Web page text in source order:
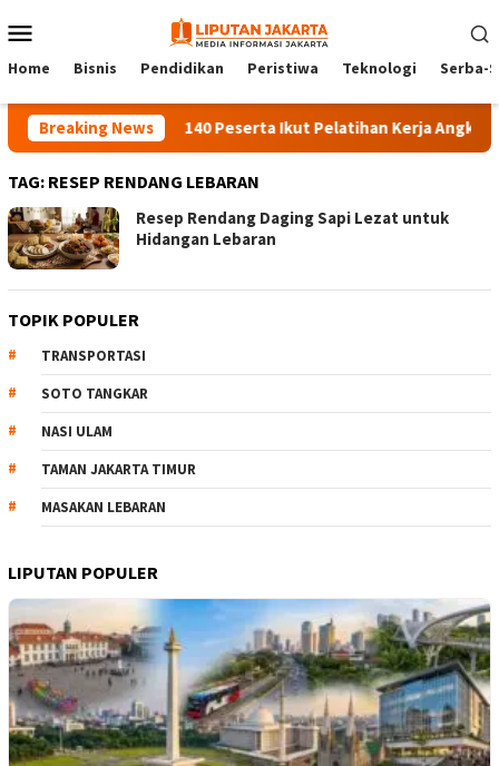
to
Menu
Home Bisnis Pendidikan Peristiwa Teknologi Serba-
Breaking News 140 Peserta Ikut Pelatihan Kerja Angkatan 1
TAG: RESEP RENDANG LEBARAN
Resep Rendang Daging Sapi Lezat untuk
Hidangan Lebaran
TOPIK POPULER
TRANSPORTASI
SOTO TANGKAR
NASI ULAM
TAMAN JAKARTA TIMUR
MASAKAN LEBARAN
LIPUTAN POPULER